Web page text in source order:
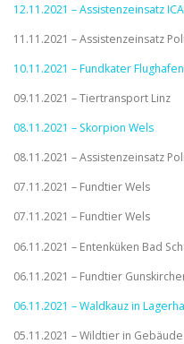
12.11.2021 – Assistenzeinsatz
11.11.2021 – Assistenzeinsatz
10.11.2021 – Fundkater
09.11.2021 – Tiertransport Linz
08.11.2021 – Skorpion Wels
08.11.2021 – Assistenzeinsatz
07.11.2021 – Fundtier Wels
07.11.2021 – Fundtier Wels
06.11.2021 – Entenküken Bad
06.11.2021 – Fundtier
06.11.2021 – Waldkauz in
05.11.2021 – Wildtier in